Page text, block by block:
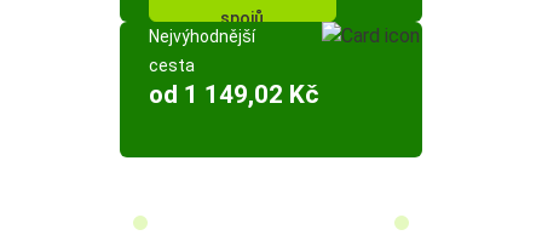
spojů
Nejvýhodnější
cesta
od 1 149,02 Kč